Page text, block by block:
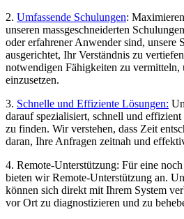
2. Umfassende Schulungen:
unseren massgeschneiderten
oder erfahrener Anwender sind, unsere
ausgerichtet, Ihr Verständnis zu
notwendigen Fähigkeiten zu
einzusetzen.
3. Schnelle und Effiziente Lösungen:
darauf spezialisiert, schnell und
zu finden. Wir verstehen, dass Zeit
daran, Ihre Anfragen zeitnah und
4. Remote-Unterstützung: Für eine
bieten wir Remote-Unterstützung an.
können sich direkt mit Ihrem System
vor Ort zu diagnostizieren und zu